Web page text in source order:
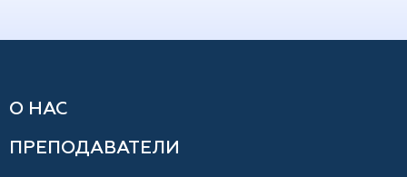
О НАС
ПРЕПОДАВАТЕЛИ